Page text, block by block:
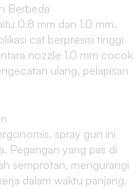
Berbeda
0.8 mm dan 1.0 mm.
cat berpresisi tinggi
nozzle 1.0 mm cocok
ulang, pelapisan
spray gun ini
Pegangan yang pas di
semprotan, mengurangi
dalam waktu panjang.